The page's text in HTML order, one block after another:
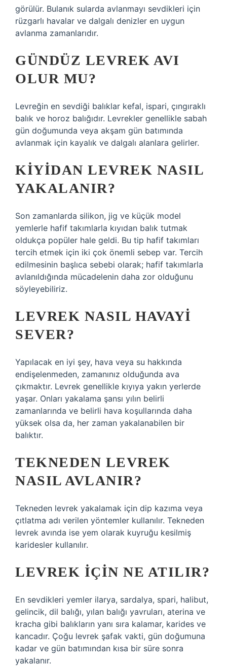
görülür. Bulanık sularda avlanmayı sevdikleri için
rüzgarlı havalar ve dalgalı denizler en uygun
avlanma zamanlarıdır.
GÜNDÜZ LEVREK AVI
OLUR MU?
Levreğin en sevdiği balıklar kefal, ispari, çıngıraklı
balık ve horoz balığıdır. Levrekler genellikle sabah
gün doğumunda veya akşam gün batımında
avlanmak için kayalık ve dalgalı alanlara gelirler.
KIYIDAN LEVREK NASIL
YAKALANIR?
Son zamanlarda silikon, jig ve küçük model
yemlerle hafif takımlarla kıyıdan balık tutmak
oldukça popüler hale geldi. Bu tip hafif takımları
tercih etmek için iki çok önemli sebep var. Tercih
edilmesinin başlıca sebebi olarak; hafif takımlarla
avlanıldığında mücadelenin daha zor olduğunu
söyleyebiliriz.
LEVREK NASIL HAVAYI
SEVER?
Yapılacak en iyi şey, hava veya su hakkında
endişelenmeden, zamanınız olduğunda ava
çıkmaktır. Levrek genellikle kıyıya yakın yerlerde
yaşar. Onları yakalama şansı yılın belirli
zamanlarında ve belirli hava koşullarında daha
yüksek olsa da, her zaman yakalanabilen bir
balıktır.
TEKNEDEN LEVREK
NASIL AVLANIR?
Tekneden levrek yakalamak için dip kazıma veya
çıtlatma adı verilen yöntemler kullanılır. Tekneden
levrek avında ise yem olarak kuyruğu kesilmiş
karidesler kullanılır.
LEVREK IÇIN NE ATILIR?
En sevdikleri yemler ilarya, sardalya, spari, halibut,
gelincik, dil balığı, yılan balığı yavruları, aterina ve
kracha gibi balıkların yanı sıra kalamar, karides ve
kancadır. Çoğu levrek şafak vakti, gün doğumuna
kadar ve gün batımından kısa bir süre sonra
yakalanır.